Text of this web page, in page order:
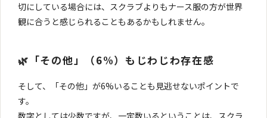
切にしている場合には、スクラブよりもナース服の方が世界
観に合うと感じられることもあるかもしれません。
🌿「その他」（6%）もじわじわ存在感
そして、「その他」が6%いることも見逃せないポイントで
す。
数字としては少数ですが、一定数いるということは、スクラ